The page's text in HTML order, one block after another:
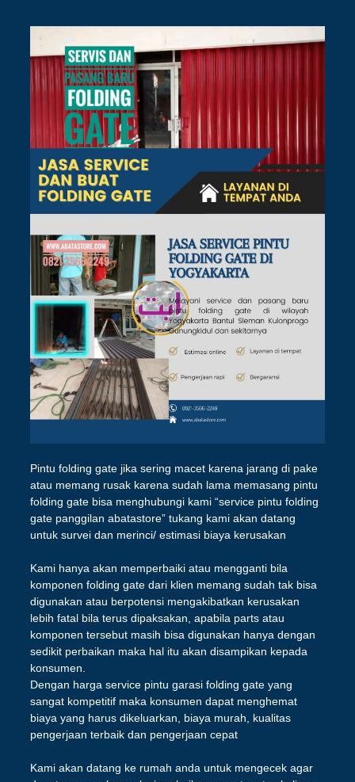
Pintu folding gate jika sering macet karena jarang di pake
atau memang rusak karena sudah lama memasang pintu
folding gate bisa menghubungi kami “service pintu folding
gate panggilan abatastore” tukang kami akan datang
untuk survei dan merinci/ estimasi biaya kerusakan
Kami hanya akan memperbaiki atau mengganti bila
komponen folding gate dari klien memang sudah tak bisa
digunakan atau berpotensi mengakibatkan kerusakan
lebih fatal bila terus dipaksakan, apabila parts atau
komponen tersebut masih bisa digunakan hanya dengan
sedikit perbaikan maka hal itu akan disampikan kepada
konsumen.
Dengan harga service pintu garasi folding gate yang
sangat kompetitif maka konsumen dapat menghemat
biaya yang harus dikeluarkan, biaya murah, kualitas
pengerjaan terbaik dan pengerjaan cepat
Kami akan datang ke rumah anda untuk mengecek agar